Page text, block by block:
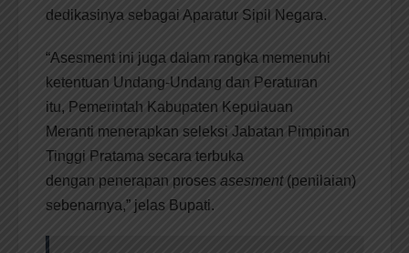
dedikasinya sebagai Aparatur Sipil Negara.
“Asesment ini juga dalam rangka memenuhi
ketentuan Undang-Undang dan Peraturan
itu, Pemerintah Kabupaten Kepulauan
Meranti menerapkan seleksi Jabatan Pimpinan
Tinggi Pratama secara terbuka
dengan penerapan proses asesment(penilaian)
sebenarnya,” jelas Bupati.